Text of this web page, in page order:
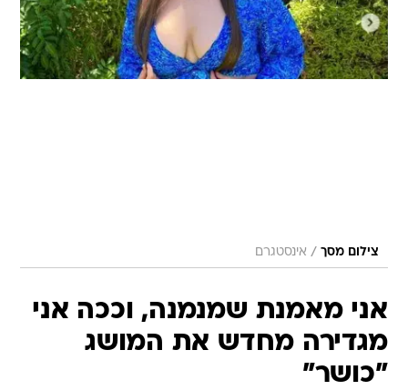
צילום מסך / אינסטגרם
אני מאמנת שמנמנה, וככה אני
מגדירה מחדש את המושג
"כושר"